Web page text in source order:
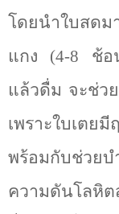
โดยนำใบสดม
แกง (4-8 ช้อ
แล้วดื่ม จะช่ว
เพราะใบเตย
พร้อมกับช่วย
ความดันโลหิต